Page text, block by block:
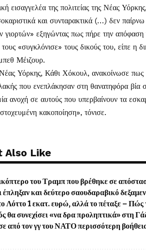
εισαγγελέα της πολιτείας της Νέας
και συνταρακτικά (…) δεν
γιορτών» εξηγώντας πως πήρε την απόφαση
«συγκλόνισε» τους δικούς του, είπε η
Μέιζουρ.
Υόρκης, Κάθι Χόκουλ, ανακοίνωσε πως
που ενεπλάκησαν στη θανατηφόρα
ανοχή σε αυτούς που υπερβαίνουν τα
κακοποίηση», τόνισε.
Also Like
του Τραμπ που βρέθηκε σε
και δεύτερο σαουδαραβικό
Λόττο 1 εκατ. ευρώ, αλλά το πέταξε –
θα συνεχίσει «να δρα προληπτικά» στη
από τον γγ του ΝΑΤΟ περισσότερη